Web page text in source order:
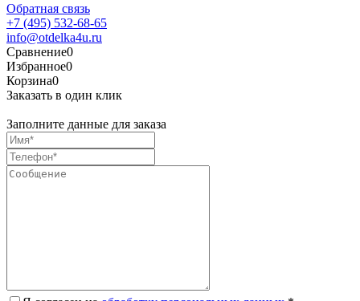
Обратная связь
+7 (495) 532-68-65
info@otdelka4u.ru
Сравнение0
Избранное0
Корзина0
Заказать в один клик
Заполните данные для заказа